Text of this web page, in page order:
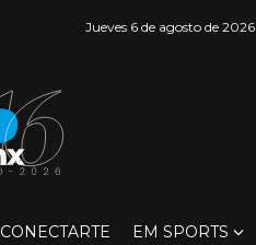
Jueves 6 de agosto de 2026
CONECTARTE EM SPORTS